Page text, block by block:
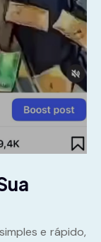
e rápido,